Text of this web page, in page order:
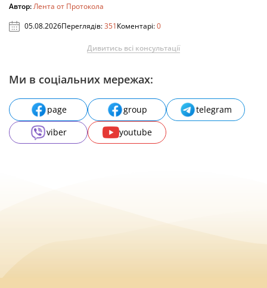
Автор:Лента от Протокола
05.08.2026Переглядів:351Коментарі:0
Дивитись всі консультації
Ми в соціальних мережах:
page group
telegram
viber
youtube